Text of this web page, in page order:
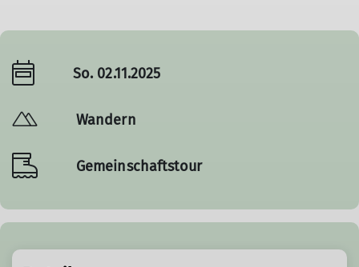
So. 02.11.2025
Wandern
Gemeinschaftstour